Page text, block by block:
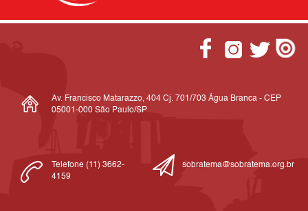
Av. Francisco Matarazzo, 404 Cj. 701/703 Água Branca - CEP
05001-000 São Paulo/SP
Telefone (11) 3662-
4159
sobratema@sobratema.org.br